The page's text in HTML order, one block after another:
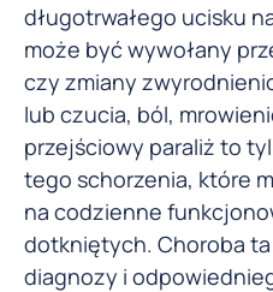
długotrwałego ucisku
może być wywołany
czy zmiany
lub czucia, ból,
przejściowy paraliż to
tego schorzenia, które
na codzienne
dotkniętych. Choroba
diagnozy i